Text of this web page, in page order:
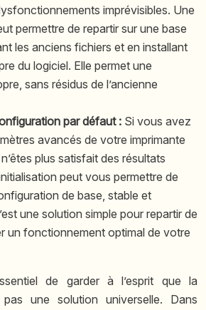
imprévisibles. Une
permettre de repartir sur une base
les anciens fichiers et en installant
du logiciel. Elle permet une
sans résidus de l’ancienne
par défaut : Si vous avez
avancés de votre imprimante
plus satisfait des résultats
peut vous permettre de
de base, stable et
une solution simple pour repartir de
un fonctionnement optimal de votre
de garder à l’esprit que la
pas une solution universelle. Dans